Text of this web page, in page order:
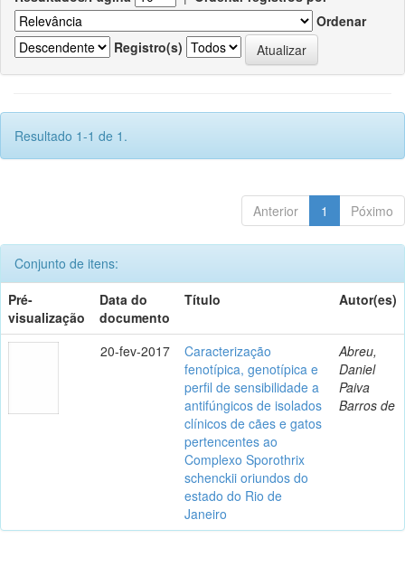
Ordenar
Registro(s)
Resultado 1-1 de 1.
Anterior 1 Póximo
Conjunto de itens:
Pré-
visualização
Data do
documento
Título Autor(es)
20-fev-2017
Caracterização
fenotípica, genotípica e
perfil de sensibilidade a
antifúngicos de isolados
clínicos de cães e gatos
pertencentes ao
Complexo Sporothrix
schenckii oriundos do
estado do Rio de
Janeiro
Abreu,
Daniel
Paiva
Barros de